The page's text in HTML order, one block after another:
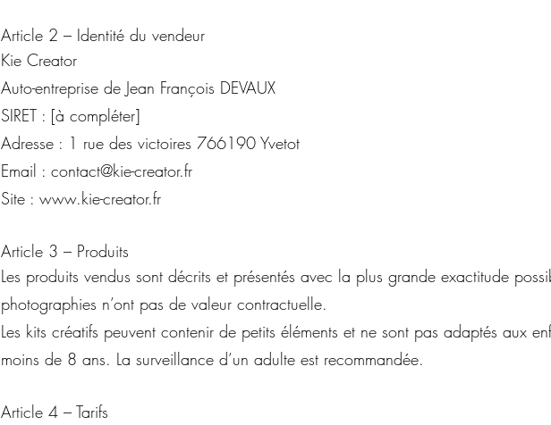
Article 2 – Identité du vendeur
Kie Creator
Auto-entreprise de Jean François DEVAUX
SIRET : [à compléter]
Adresse : 1 rue des victoires 766190 Yvetot
Email : contact@kie-creator.fr
Site : www.kie-creator.fr
Article 3 – Produits
Les produits vendus sont décrits et présentés avec la plus grande exactitude
photographies n’ont pas de valeur contractuelle.
Les kits créatifs peuvent contenir de petits éléments et ne sont pas adaptés aux
moins de 8 ans. La surveillance d’un adulte est recommandée.
Article 4 – Tarifs